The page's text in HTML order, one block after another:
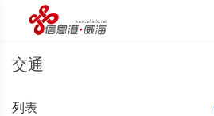
交通
列表